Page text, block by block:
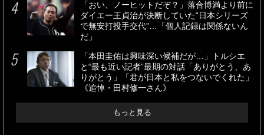
「おい、ノーヒットだぞ？」落合博満より前に
ダイエー王貞治が決断していた“日本シリーズ
で無安打投手交代”…「個人記録は関係ないん
だ」
「本田圭佑は興味深い候補だが…」トルシエ
と“最も近い記者”最期の対話「ありがとう、あ
りがとう」「君が日本と私をつないでくれた」
《追悼・田村修一さん》
もっと見る